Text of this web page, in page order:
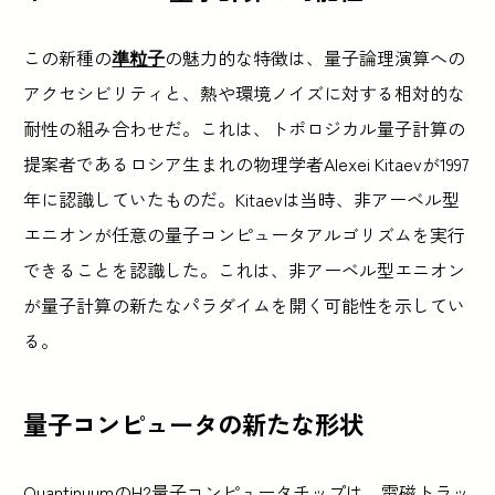
この新種の準粒子の魅力的な特徴は、量子論理演算への
アクセシビリティと、熱や環境ノイズに対する相対的な
耐性の組み合わせだ。これは、トポロジカル量子計算の
提案者であるロシア生まれの物理学者Alexei Kitaevが1997
年に認識していたものだ。Kitaevは当時、非アーベル型
エニオンが任意の量子コンピュータアルゴリズムを実行
できることを認識した。これは、非アーベル型エニオン
が量子計算の新たなパラダイムを開く可能性を示してい
る。
量子コンピュータの新たな形状